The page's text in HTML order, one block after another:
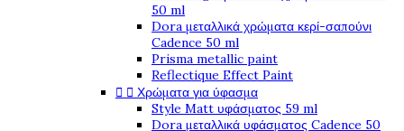
50 ml
Dora μεταλλικά χρώματα κερί-σαπούνι
Cadence 50 ml
Prisma metallic paint
Reflectique Effect Paint
  Χρώματα για ύφασμα
Style Matt υφάσματος 59 ml
Dora μεταλλικά υφάσματος Cadence 50